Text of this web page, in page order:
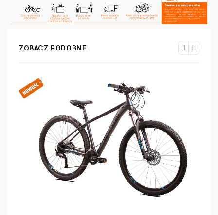
ZOBACZ PODOBNE